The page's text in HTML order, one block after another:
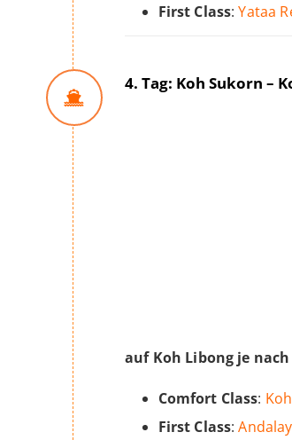
First Class:Yataa
4. Tag: Koh Sukorn –
auf Koh Libong je
Comfort Class:
First Class: